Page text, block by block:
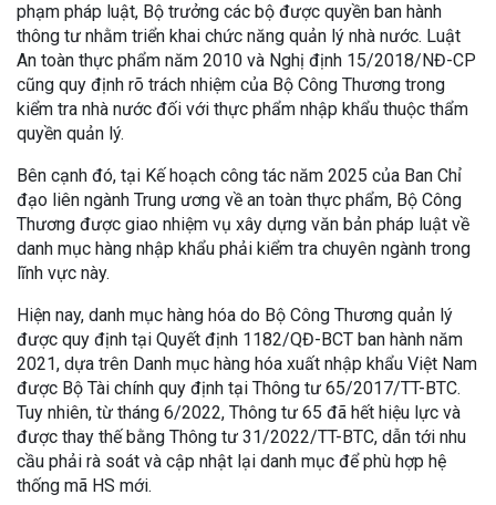
phạm pháp luật, Bộ trưởng các bộ được quyền ban hành
thông tư nhằm triển khai chức năng quản lý nhà nước. Luật
An toàn thực phẩm năm 2010 và Nghị định 15/2018/NĐ-CP
cũng quy định rõ trách nhiệm của Bộ Công Thương trong
kiểm tra nhà nước đối với thực phẩm nhập khẩu thuộc thẩm
quyền quản lý.
Bên cạnh đó, tại Kế hoạch công tác năm 2025 của Ban Chỉ
đạo liên ngành Trung ương về an toàn thực phẩm, Bộ Công
Thương được giao nhiệm vụ xây dựng văn bản pháp luật về
danh mục hàng nhập khẩu phải kiểm tra chuyên ngành trong
lĩnh vực này.
Hiện nay, danh mục hàng hóa do Bộ Công Thương quản lý
được quy định tại Quyết định 1182/QĐ-BCT ban hành năm
2021, dựa trên Danh mục hàng hóa xuất nhập khẩu Việt Nam
được Bộ Tài chính quy định tại Thông tư 65/2017/TT-BTC.
Tuy nhiên, từ tháng 6/2022, Thông tư 65 đã hết hiệu lực và
được thay thế bằng Thông tư 31/2022/TT-BTC, dẫn tới nhu
cầu phải rà soát và cập nhật lại danh mục để phù hợp hệ
thống mã HS mới.